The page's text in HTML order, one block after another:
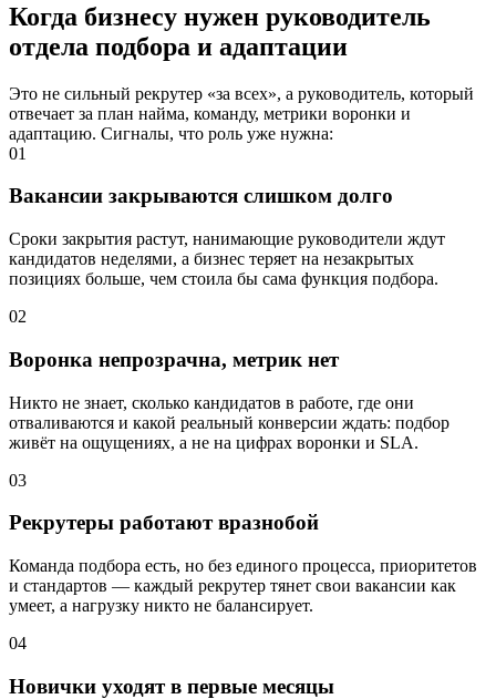
Когда бизнесу нужен руководитель
отдела подбора и адаптации
Это не сильный рекрутер «за всех», а руководитель, который
отвечает за план найма, команду, метрики воронки и
адаптацию. Сигналы, что роль уже нужна:
01
Вакансии закрываются слишком долго
Сроки закрытия растут, нанимающие руководители ждут
кандидатов неделями, а бизнес теряет на незакрытых
позициях больше, чем стоила бы сама функция подбора.
02
Воронка непрозрачна, метрик нет
Никто не знает, сколько кандидатов в работе, где они
отваливаются и какой реальный конверсии ждать: подбор
живёт на ощущениях, а не на цифрах воронки и SLA.
03
Рекрутеры работают вразнобой
Команда подбора есть, но без единого процесса, приоритетов
и стандартов — каждый рекрутер тянет свои вакансии как
умеет, а нагрузку никто не балансирует.
04
Новички уходят в первые месяцы